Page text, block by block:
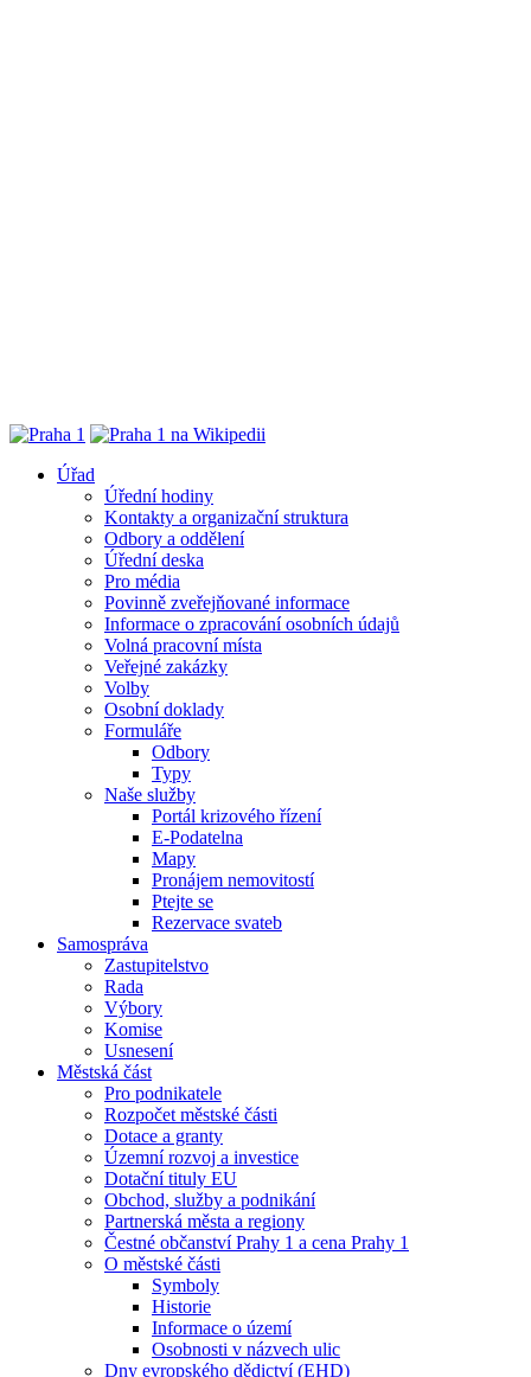
Úřad
Úřední hodiny
Kontakty a organizační struktura
Odbory a oddělení
Úřední deska
Pro média
Povinně zveřejňované informace
Informace o zpracování osobních údajů
Volná pracovní místa
Veřejné zakázky
Volby
Osobní doklady
Formuláře
Odbory
Typy
Naše služby
Portál krizového řízení
E-Podatelna
Mapy
Pronájem nemovitostí
Ptejte se
Rezervace svateb
Samospráva
Zastupitelstvo
Rada
Výbory
Komise
Usnesení
Městská část
Pro podnikatele
Rozpočet městské části
Dotace a granty
Územní rozvoj a investice
Dotační tituly EU
Obchod, služby a podnikání
Partnerská města a regiony
Čestné občanství Prahy 1 a cena Prahy 1
O městské části
Symboly
Historie
Informace o území
Osobnosti v názvech ulic
Dny evropského dědictví (EHD)